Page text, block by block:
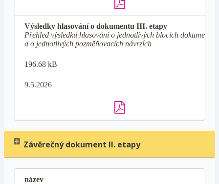
Výsledky hlasování o dokumentu III. etapy
Přehled výsledků hlasování o jednotlivých blocích dokumentu
a o jednotlivých pozměňovacích návrzích
196.68 kB
9.5.2026
Závěrečný dokument II. etapy
název